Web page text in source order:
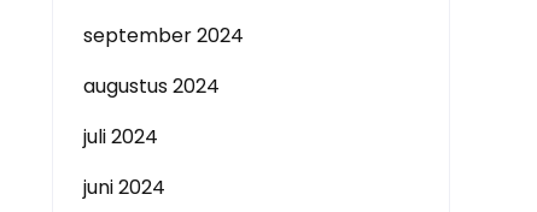
september 2024
augustus 2024
juli 2024
juni 2024